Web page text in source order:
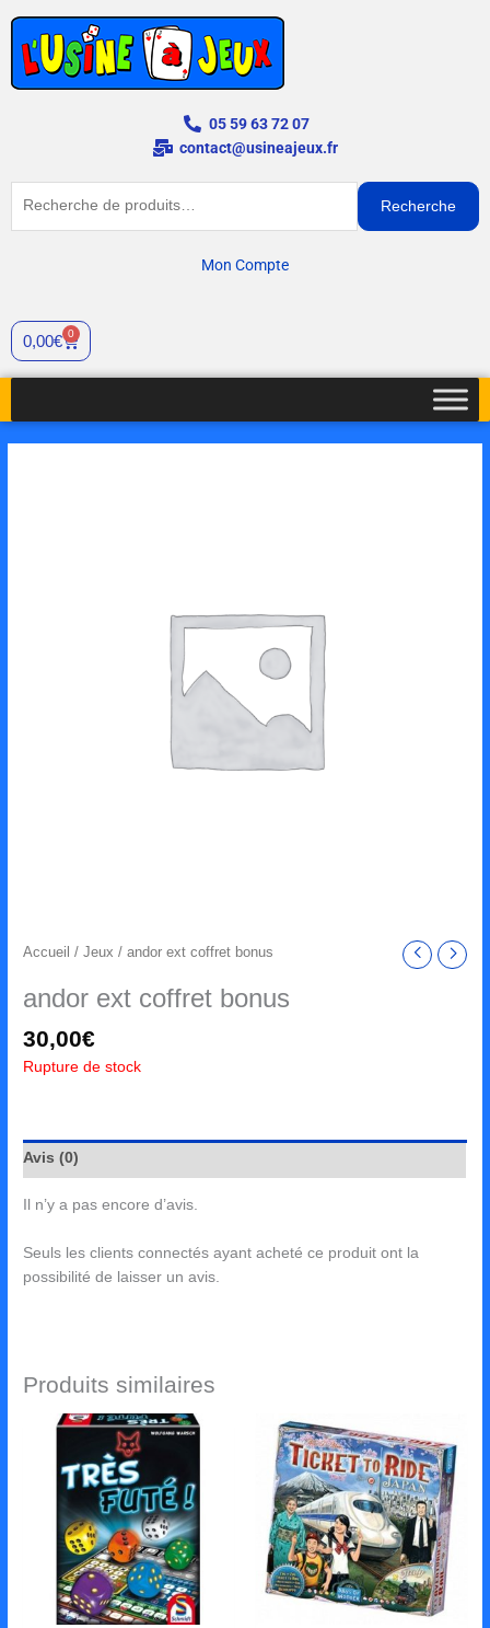
contenu
05 59 63 72 07
contact@usineajeux.fr
Recherche
Mon Compte
0,00€ 0
Cart
Accueil /Jeux / andor ext coffret bonus
andor ext coffret bonus
30,00€
Rupture de stock
Avis (0)
Il n’y a pas encore d’avis.
Seuls les clients connectés ayant acheté ce produit ont la
possibilité de laisser un avis.
Produits similaires